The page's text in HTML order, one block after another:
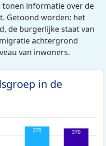
informatie over de
Getoond worden: het
de burgerlijke staat van
achtergrond
van inwoners.
in de
375 370